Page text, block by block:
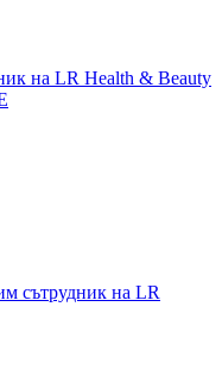
на LR Health & Beauty
сътрудник на LR